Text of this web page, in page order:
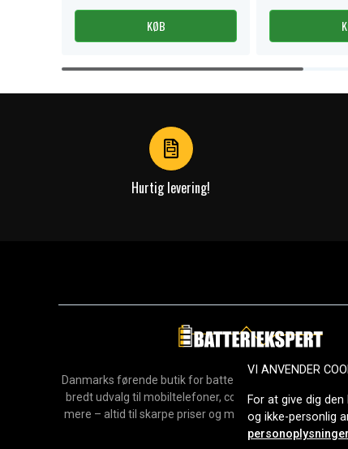
KØB
Item
Hurtig levering!
Danmarks førende butik for batterier, opladere og
bredt udvalg til mobiltelefoner, computere, værktøj,
mere – altid til skarpe priser og med hurtig levering.
2006.
VI ANVENDER
For at give dig
og ikke-personlig
personoplysninger